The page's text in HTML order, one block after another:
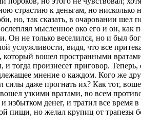
к деньгам, но нисколько
но, так сказать, в очаровании
мысленное око его и он,
не только веселился, но и был
услужливости, видя, что все
который вошел пространными
и тогда произнесет приговор.
мнение о каждом. Кого же
силы даже прогнать их? Как тот,
узкими вратами, во всем
избытком денег, и тратил все
но желал крупиц от трапезы